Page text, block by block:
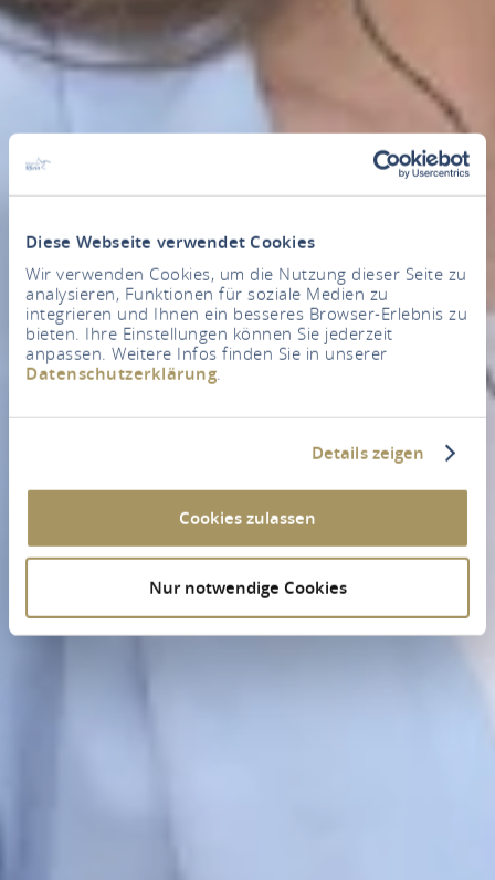
Diese Webseite verwendet Cookies
Wir verwenden Cookies, um die Nutzung dieser Seite zu
analysieren, Funktionen für soziale Medien zu
integrieren und Ihnen ein besseres Browser-Erlebnis zu
bieten. Ihre Einstellungen können Sie jederzeit
anpassen. Weitere Infos finden Sie in unserer
Datenschutzerklärung.
Details zeigen
Cookies zulassen
Nur notwendige Cookies